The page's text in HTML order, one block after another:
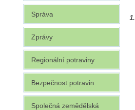
Správa
Zprávy
Regionální potraviny
Bezpečnost potravin
Společná zemědělská